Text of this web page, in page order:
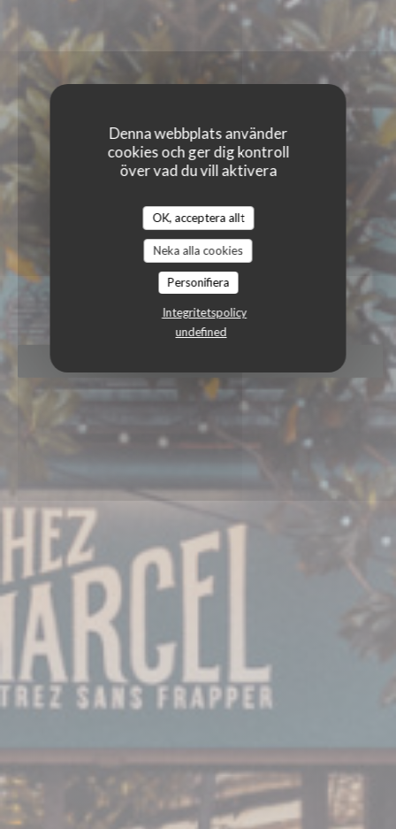
Denna webbplats använder
cookies och ger dig kontroll
över vad du vill aktivera
OK, acceptera allt
Neka alla cookies
Personifiera
Integritetspolicy
undefined
CHEZ MARCEL
|TARBES